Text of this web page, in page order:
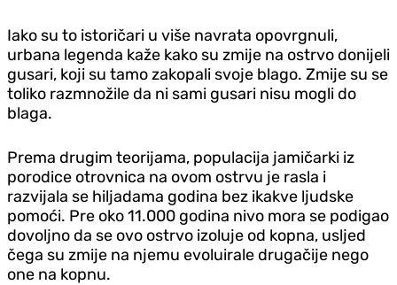
Iako su to istoričari u više navrata opovrgnuli,
urbana legenda kaže kako su zmije na ostrvo donijeli
gusari, koji su tamo zakopali svoje blago. Zmije su se
toliko razmnožile da ni sami gusari nisu mogli do
blaga.
Prema drugim teorijama, populacija jamičarki iz
porodice otrovnica na ovom ostrvu je rasla i
razvijala se hiljadama godina bez ikakve ljudske
pomoći. Pre oko 11.000 godina nivo mora se podigao
dovoljno da se ovo ostrvo izoluje od kopna, usljed
čega su zmije na njemu evoluirale drugačije nego
one na kopnu.